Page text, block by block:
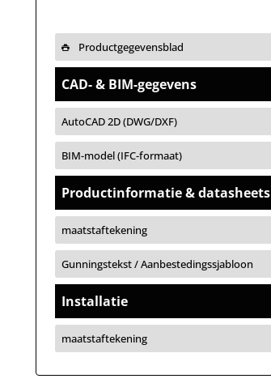
Productgegevensblad
CAD- & BIM-gegevens
AutoCAD 2D (DWG/DXF)
BIM-model (IFC-formaat)
Productinformatie & datasheets
maatstaftekening
Gunningstekst / Aanbestedingssjabloon
Installatie
maatstaftekening